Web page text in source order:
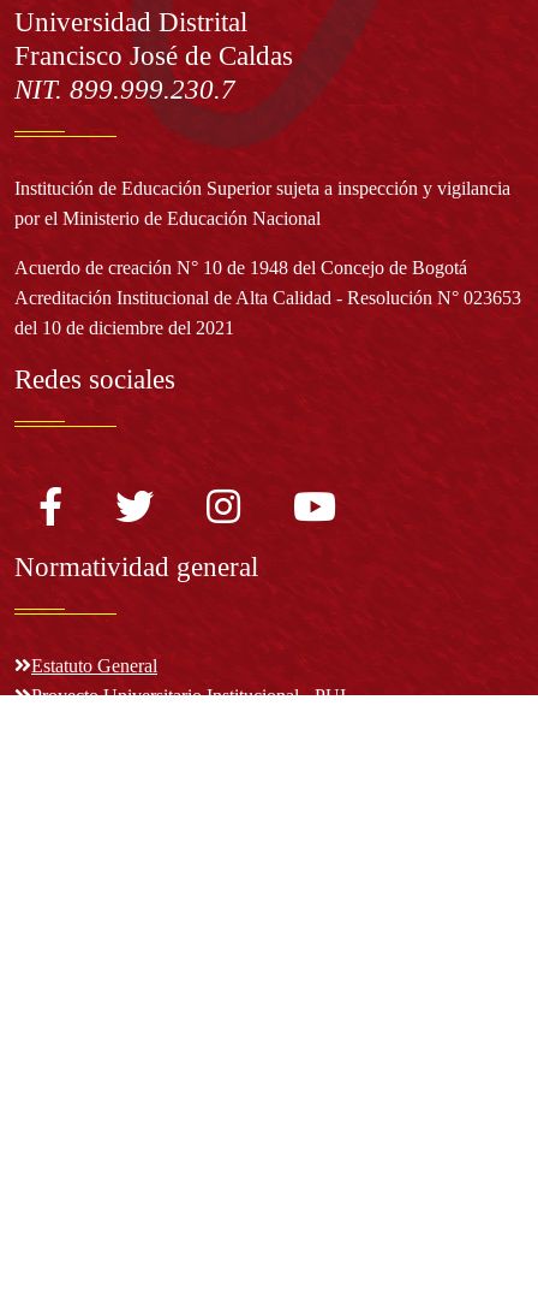
Información
Universidad Distrital
Francisco José de Caldas
NIT. 899.999.230.7
Institución de Educación Superior sujeta a inspección y vigilancia
por el Ministerio de Educación Nacional
Acuerdo de creación N° 10 de 1948 del Concejo de Bogotá
Acreditación Institucional de Alta Calidad - Resolución N° 023653
del 10 de diciembre del 2021
Redes sociales
Normatividad general
Estatuto General
Proyecto Universitario Institucional - PUI